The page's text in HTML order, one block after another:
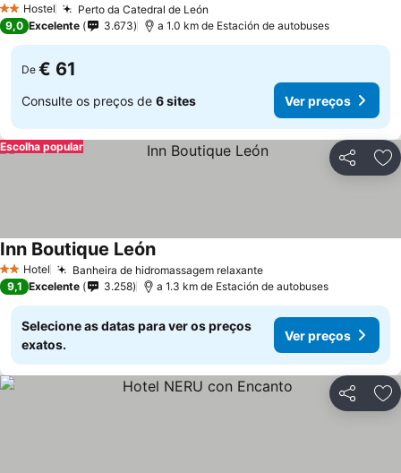
2 Estrelas
Hostel Perto da Catedral de León
9,0 Excelente 3.673 a 1.0 km de Estación de autobuses
De € 61
Consulte os preços de 6 sites Ver preços
Partilhar
Escolha popular
2 Estrelas
Hotel Banheira de hidromassagem relaxanteVer preços
Inn Boutique LeónVer preços
9,1 Excelente 3.258 a 1.3 km de Estación de autobuses
Selecione as datas para ver os preços
exatos.
Ver preços
Partilhar